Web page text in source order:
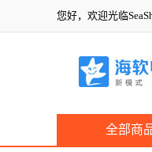
您好，欢迎光临
全部商